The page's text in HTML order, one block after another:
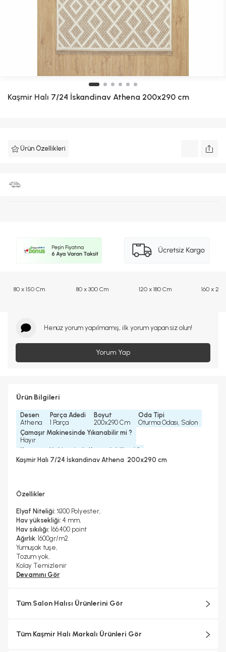
Kaşmir Halı 7/24 İskandinav Athena 200x290 cm
Ürün Özellikleri
80 x 150 Cm 80 x 300 Cm 120 x 180 Cm 160 x
Henüz yorum yapılmamış, ilk yorum yapan siz olun!
Yorum Yap
Ürün Bilgileri
Desen
Athena
Parça Adedi
1 Parça
Boyut
200x290 Cm
Oda Tipi
Oturma Odası, Salon
Çamaşır Makinesinde Yıkanabilir mi ?
Hayır
Kurutma Makinesinde Kurutulabilir mi ?
Hayır
5, 8
Kaşmir Halı 7/24 İskandinav Athena 200x290 cm
Özellikler
Elyaf Niteliği: %100 Polyester,
Hav yüksekliği: 4 mm,
Hav sıkılığı: 166.400 point
Ağırlık: 1600gr/m2.
Yumuşak tuşe,
Tozum yok,
Kolay Temizlenir
Devamını Gör
Tüm Salon Halısı Ürünlerini Gör
Tüm Kaşmir Halı Markalı Ürünleri Gör